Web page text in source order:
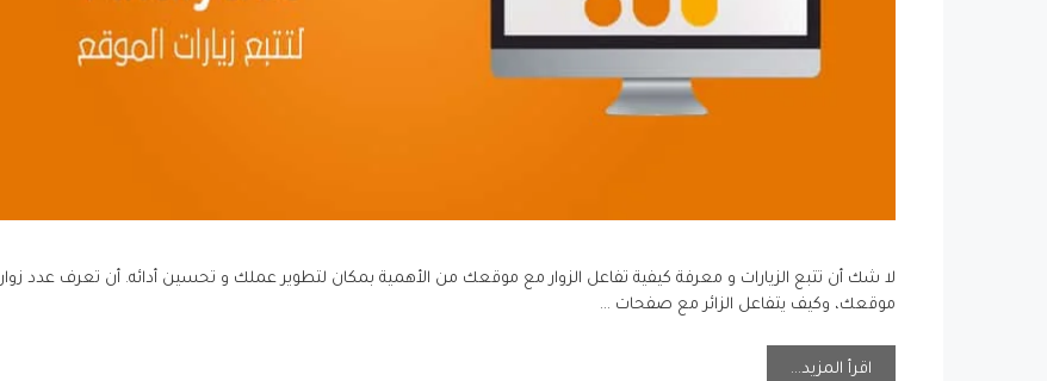
لا شك أن تتبع الزيارات و معرفة كيفية تفاعل الزوار مع موقعك من الأهمية بمكان لتطوير عملك و تحسين أدائه. أن تعرف عدد زوار
موقعك، وكيف يتفاعل الزائر مع صفحات …
اقرأ المزيد…